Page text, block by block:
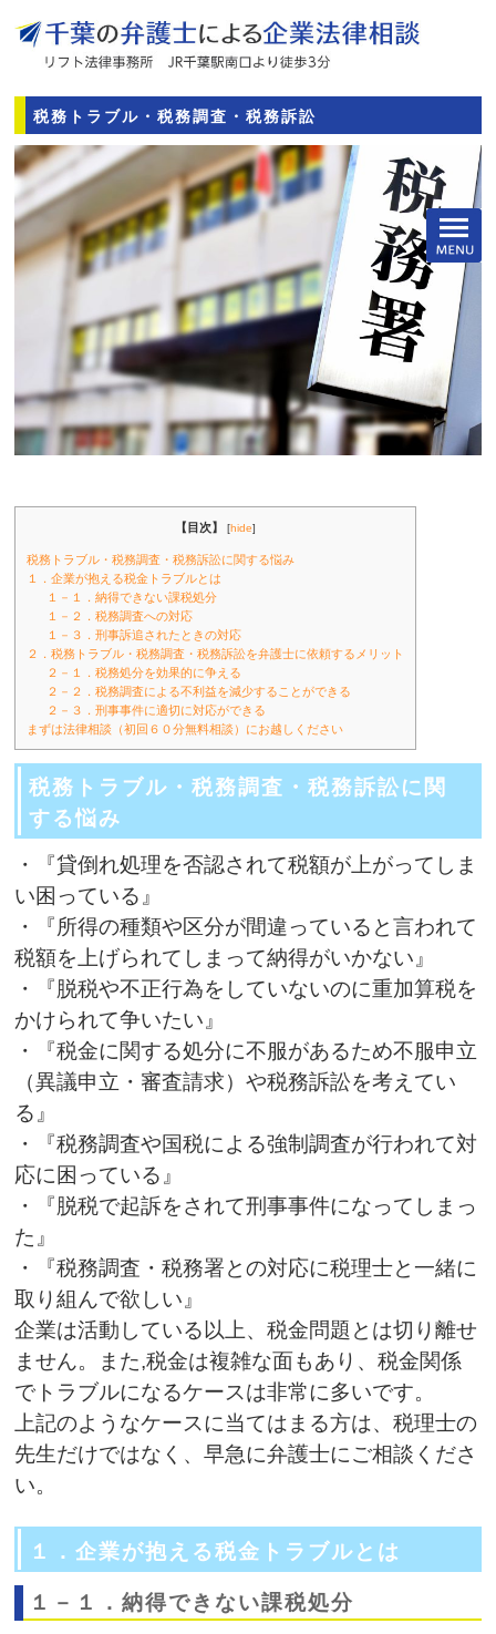
税務トラブル・税務調査・税務訴訟
【目次】 [hide]
税務トラブル・税務調査・税務訴訟に関する悩み
１．企業が抱える税金トラブルとは
１－１．納得できない課税処分
１－２．税務調査への対応
１－３．刑事訴追されたときの対応
２．税務トラブル・税務調査・税務訴訟を弁護士に依頼するメリット
２－１．税務処分を効果的に争える
２－２．税務調査による不利益を減少することができる
２－３．刑事事件に適切に対応ができる
まずは法律相談（初回６０分無料相談）にお越しください
税務トラブル・税務調査・税務訴訟に関
する悩み
・『貸倒れ処理を否認されて税額が上がってしま
い困っている』
・『所得の種類や区分が間違っていると言われて
税額を上げられてしまって納得がいかない』
・『脱税や不正行為をしていないのに重加算税を
かけられて争いたい』
・『税金に関する処分に不服があるため不服申立
（異議申立・審査請求）や税務訴訟を考えてい
る』
・『税務調査や国税による強制調査が行われて対
応に困っている』
・『脱税で起訴をされて刑事事件になってしまっ
た』
・『税務調査・税務署との対応に税理士と一緒に
取り組んで欲しい』
企業は活動している以上、税金問題とは切り離せ
ません。また,税金は複雑な面もあり、税金関係
でトラブルになるケースは非常に多いです。
上記のようなケースに当てはまる方は、税理士の
先生だけではなく、早急に弁護士にご相談くださ
い。
１．企業が抱える税金トラブルとは
１－１．納得できない課税処分